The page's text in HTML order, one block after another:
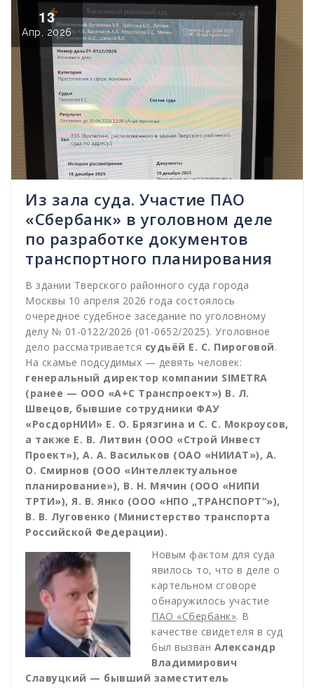
13
Апр, 2026
Из зала суда. Участие ПАО
«Сбербанк» в уголовном деле
по разработке документов
транспортного планирования
В здании Тверского районного суда города
Москвы 10 апреля 2026 года состоялось
очередное судебное заседание по уголовному
делу № 01-0122/2026 (01-0652/2025). Уголовное
дело рассматривается судьёй Е. С. Пироговой.
На скамье подсудимых — девять человек:
генеральный директор компании SIMETRA
(ранее — ООО «А+С Транспроект») В. Л.
Швецов, бывшие сотрудники ФАУ
«РосдорНИИ» Е. О. Брязгина и С. С. Мокроусов,
а также Е. В. Литвин (ООО «Строй Инвест
Проект»), А. А. Васильков (ОАО «НИИАТ»), А.
О. Смирнов (ООО «Интеллектуальное
планирование»), В. Н. Мячин (ООО «НИПИ
ТРТИ»), Я. В. Янко (ООО «НПО „ТРАНСПОРТ“»),
В. В. Луговенко (Министерство транспорта
Российской Федерации).
Новым фактом для суда
явилось то, что в деле о
картельном сговоре
обнаружилось участие
ПАО «Сбербанк». В
качестве свидетеля в суд
был вызван Александр
Владимирович
Славуцкий — бывший заместитель